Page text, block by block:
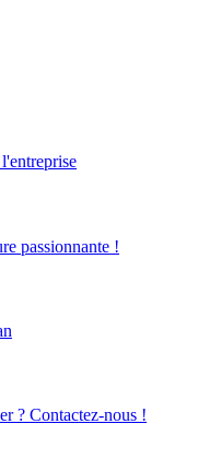
passionnante !
? Contactez-nous !